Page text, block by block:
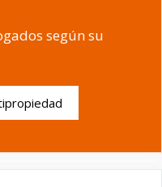
según su